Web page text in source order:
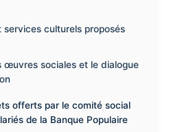
services culturels proposés
œuvres sociales et le dialogue
offerts par le comité social
de la Banque Populaire